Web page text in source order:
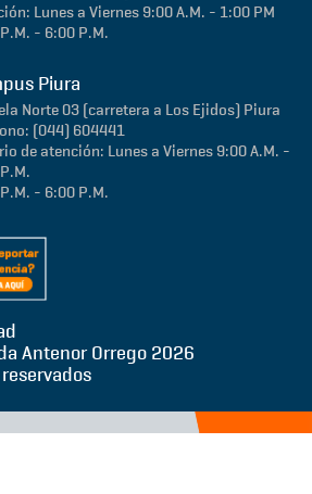
Lunes a Viernes 9:00 A.M. - 1:00 PM
- 6:00 P.M.
Piura
Norte 03 (carretera a Los Ejidos) Piura
(044) 604441
de atención: Lunes a Viernes 9:00 A.M. -
- 6:00 P.M.
Antenor Orrego 2026